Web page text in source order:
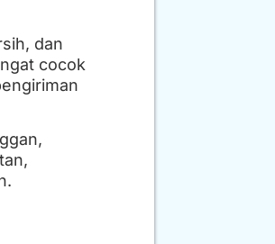
dan
cocok